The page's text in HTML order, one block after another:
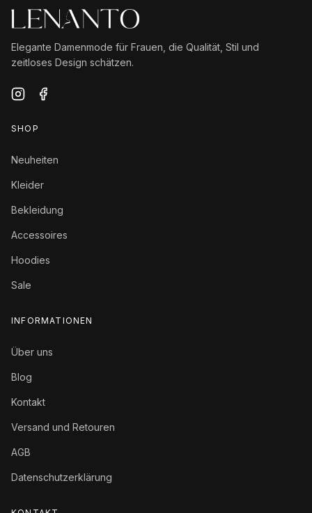
Elegante Damenmode für Frauen, die Qualität, Stil und
zeitloses Design schätzen.
SHOP
Neuheiten
Kleider
Bekleidung
Accessoires
Hoodies
Sale
INFORMATIONEN
Über uns
Blog
Kontakt
Versand und Retouren
AGB
Datenschutzerklärung